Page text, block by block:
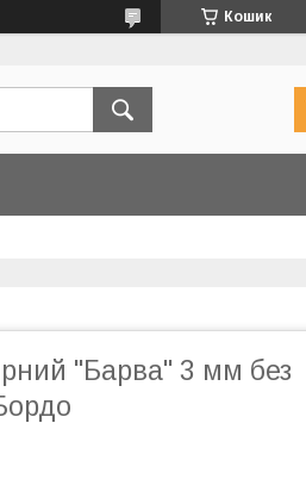
Кошик
"Барва" 3 мм без